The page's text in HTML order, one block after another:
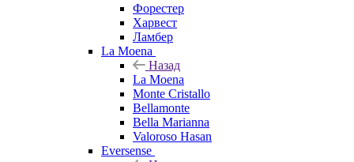
Форестер
Харвест
Ламбер
La Moena
Назад
La Moena
Monte Cristallo
Bellamonte
Bella Marianna
Valoroso Hasan
Eversense